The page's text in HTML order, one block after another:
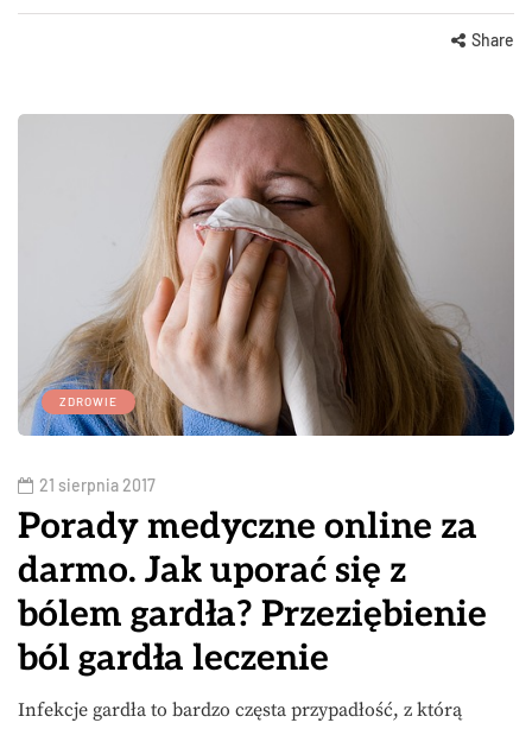
Share
ZDROWIE
21 sierpnia 2017
Porady medyczne online za
darmo. Jak uporać się z
bólem gardła? Przeziębienie
ból gardła leczenie
Infekcje gardła to bardzo częsta przypadłość, z którą